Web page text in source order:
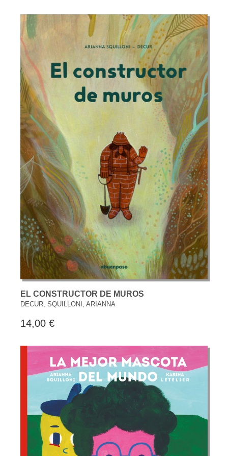
EL CONSTRUCTOR DE MUROS
DECUR, SQUILLONI, ARIANNA
14,00 €